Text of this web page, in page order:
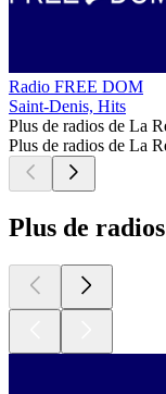
Radio FREE DOM
Saint-Denis, Hits
Plus de radios de La
Plus de radios de La
Plus de